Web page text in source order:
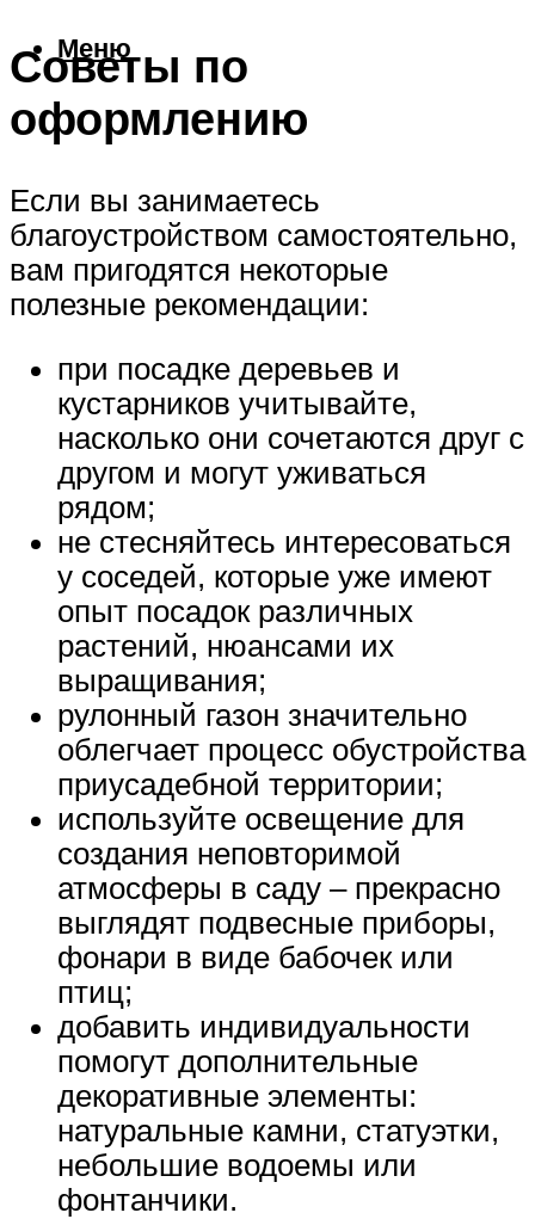
Меню
Советы по
оформлению
Если вы занимаетесь
благоустройством самостоятельно,
вам пригодятся некоторые
полезные рекомендации:
при посадке деревьев и
кустарников учитывайте,
насколько они сочетаются друг с
другом и могут уживаться
рядом;
не стесняйтесь интересоваться
у соседей, которые уже имеют
опыт посадок различных
растений, нюансами их
выращивания;
рулонный газон значительно
облегчает процесс обустройства
приусадебной территории;
используйте освещение для
создания неповторимой
атмосферы в саду – прекрасно
выглядят подвесные приборы,
фонари в виде бабочек или
птиц;
добавить индивидуальности
помогут дополнительные
декоративные элементы:
натуральные камни, статуэтки,
небольшие водоемы или
фонтанчики.